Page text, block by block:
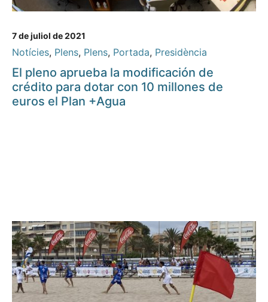
7 de juliol de 2021
Notícies, Plens, Plens, Portada, Presidència
El pleno aprueba la modificación de
crédito para dotar con 10 millones de
euros el Plan +Agua